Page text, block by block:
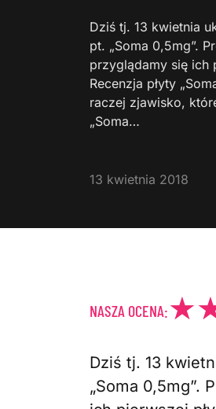
Dziś tj. 13 kwietnia
pt. „Soma 0,5mg”.
przyglądamy się ich
Recenzja płyty
raczej zjawisko,
„Soma…
13 kwietnia 2018
NASZA OCENA:
Dziś tj. 13
„Soma 0,5mg”.